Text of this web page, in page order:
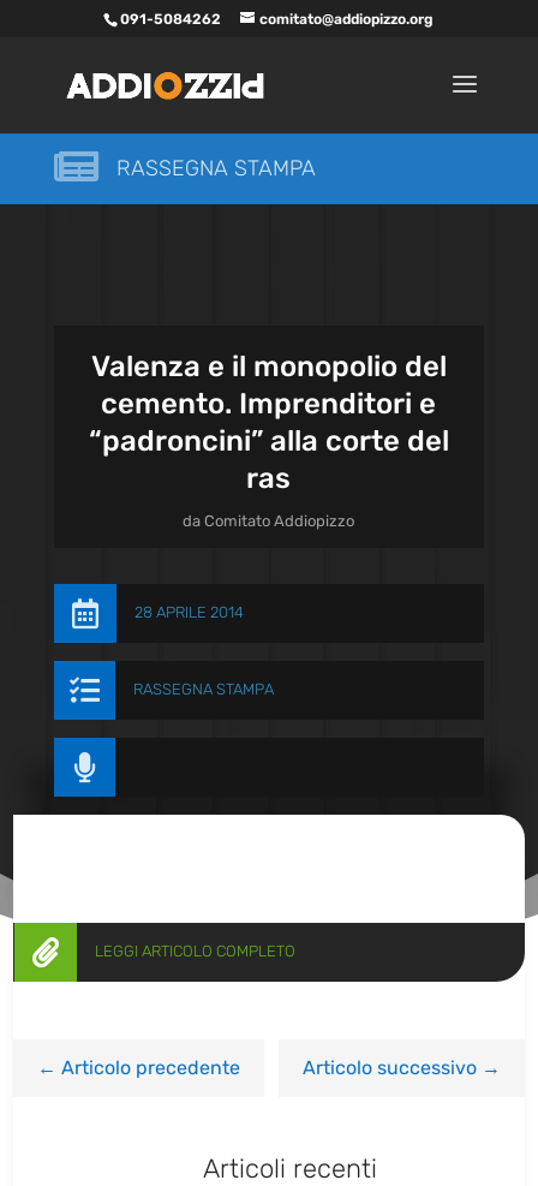
091-5084262 comitato@addiopizzo.org
 RASSEGNA STAMPA
Valenza e il monopolio del
cemento. Imprenditori e
“padroncini” alla corte del
ras
daComitato Addiopizzo
 28 APRILE 2014
 RASSEGNA STAMPA

 LEGGI ARTICOLO COMPLETO
←Articolo precedente Articolo successivo→
Articoli recenti